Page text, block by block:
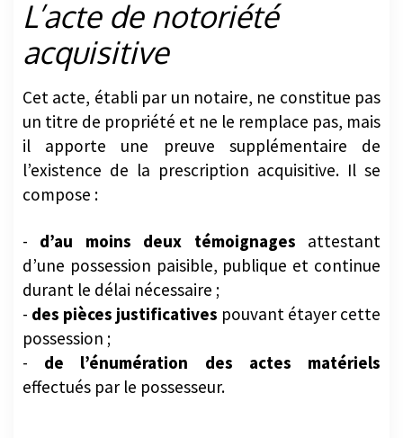
L’acte de notoriété
acquisitive
Cet acte, établi par un notaire, ne constitue pas
un titre de propriété et ne le remplace pas, mais
il apporte une preuve supplémentaire de
l’existence de la prescription acquisitive. Il se
compose :
d’au moins deux témoignages attestant
d’une possession paisible, publique et continue
durant le délai nécessaire ;
des pièces justificatives pouvant étayer cette
possession ;
de l’énumération des actes matériels
effectués par le possesseur.